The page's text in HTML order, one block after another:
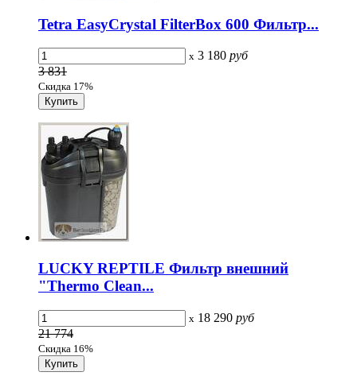
Tetra EasyCrystal FilterBox 600 Фильтр...
x 3 180 руб
3 831
Скидка 17%
LUCKY REPTILE Фильтр внешний
"Thermo Clean...
x 18 290 руб
21 774
Скидка 16%